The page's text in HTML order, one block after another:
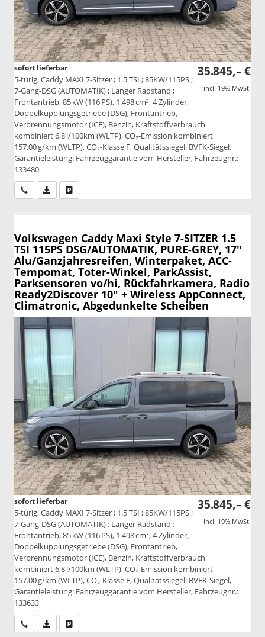
35.845,– €
incl. 19% MwSt.
sofort lieferbar
5-türig, Caddy MAXI 7-Sitzer ; 1.5 TSI ; 85KW/115PS ;
7-Gang-DSG (AUTOMATIK) ; Langer Radstand ;
Frontantrieb, 85 kW (116 PS), 1.498 cm³, 4 Zylinder,
Doppelkupplungsgetriebe (DSG), Frontantrieb,
Verbrennungsmotor (ICE), Benzin, Kraftstoffverbrauch
kombiniert 6,8 l/100km (WLTP), CO₂-Emission kombiniert
157.00 g/km (WLTP), CO₂-Klasse F, Qualitätssiegel: BVFK-Siegel,
Garantieleistung: Fahrzeuggarantie vom Hersteller, Fahrzeugnr.:
133480
Wir rufen Sie anPDF-Datei, Fahrzeugexposé drucken
Volkswagen Caddy Maxi Style 7-SITZER 1.5
TSI 115PS DSG/AUTOMATIK, PURE-GREY, 17"
Alu/Ganzjahresreifen, Winterpaket, ACC-
Tempomat, Toter-Winkel, ParkAssist,
Parksensoren vo/hi, Rückfahrkamera, Radio
Ready2Discover 10" + Wireless AppConnect,
Climatronic, Abgedunkelte Scheiben
35.845,– €
incl. 19% MwSt.
sofort lieferbar
5-türig, Caddy MAXI 7-Sitzer ; 1.5 TSI ; 85KW/115PS ;
7-Gang-DSG (AUTOMATIK) ; Langer Radstand ;
Frontantrieb, 85 kW (116 PS), 1.498 cm³, 4 Zylinder,
Doppelkupplungsgetriebe (DSG), Frontantrieb,
Verbrennungsmotor (ICE), Benzin, Kraftstoffverbrauch
kombiniert 6,8 l/100km (WLTP), CO₂-Emission kombiniert
157.00 g/km (WLTP), CO₂-Klasse F, Qualitätssiegel: BVFK-Siegel,
Garantieleistung: Fahrzeuggarantie vom Hersteller, Fahrzeugnr.:
133633
Wir rufen Sie anPDF-Datei, Fahrzeugexposé drucken